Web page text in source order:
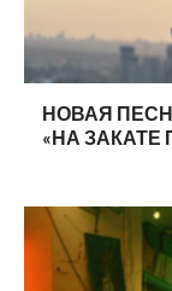
НОВАЯ
«НА ЗАКАТЕ